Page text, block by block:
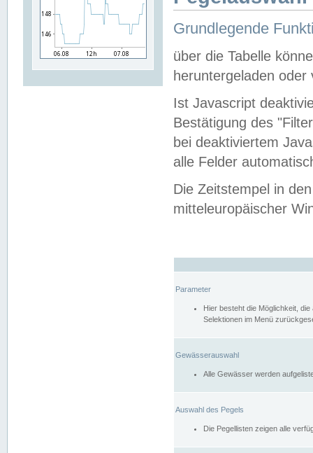
Grundlegende
über die Tabelle
heruntergeladen oder
Ist Javascript
Bestätigung des
bei deaktiviertem
alle Felder
Die Zeitstempel in
mitteleuropäischer
Parameter
Hier besteht die Möglichkeit,
Selektionen im Menü
Gewässerauswahl
Alle Gewässer werden
Auswahl des Pegels
Die Pegellisten zeigen alle